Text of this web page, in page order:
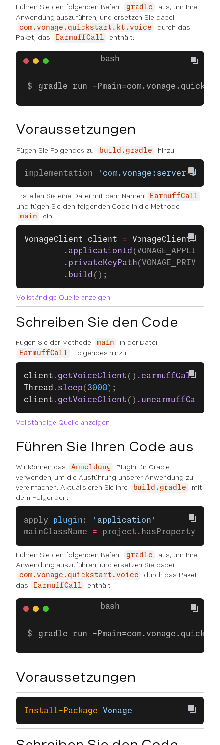
Führen Sie den folgenden Befehl gradle
aus, um Ihre
Anwendung auszuführen, und ersetzen Sie dabei
com.vonage.quickstart.kt.voice
durch das
Paket, das
EarmuffCall enthält:
gradle run -
Voraussetzungen
Fügen Sie Folgendes zu build.gradle hinzu:
implementation 'com.vonage:server-
Erstellen Sie eine Datei mit dem Namen EarmuffCall
und fügen Sie den folgenden Code in die Methode
main ein:
VonageClient client = VonageClient.
        .
applicationId
        .
privateKeyPath
        .
build ();
Vollständige Quelle anzeigen
Schreiben Sie den Code
Fügen Sie der Methode main in der Datei
EarmuffCall Folgendes hinzu:
client . getVoiceClient (). earmuffCall
Thread . sleep ( 3000);
client . getVoiceClient (). unearmuffCall
Vollständige Quelle anzeigen
Führen Sie Ihren Code aus
Wir können das Anmeldung
Plugin für Gradle
verwenden, um die Ausführung unserer Anwendung zu
vereinfachen. Aktualisieren Sie Ihre
build.gradle
mit
dem Folgenden:
apply plugin :
'application'
mainClassName = project . hasProperty(
Führen Sie den folgenden Befehl gradle
aus, um Ihre
Anwendung auszuführen, und ersetzen Sie dabei
com.vonage.quickstart.voice
durch das Paket,
das
EarmuffCall enthält:
gradle run -
Voraussetzungen
Install-Package Vonage